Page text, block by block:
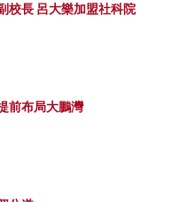
校長 呂大樂加盟社科院
前布局大鵬灣